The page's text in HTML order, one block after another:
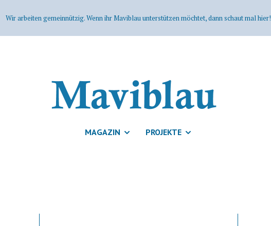
Wir arbeiten gemeinnützig. Wenn ihr Maviblau unterstützen möchtet, dann schaut mal hier!
MAGAZIN PROJEKTE